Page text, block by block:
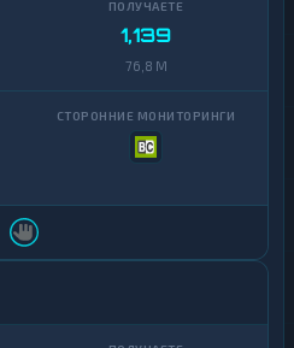
1,139
76,8 M